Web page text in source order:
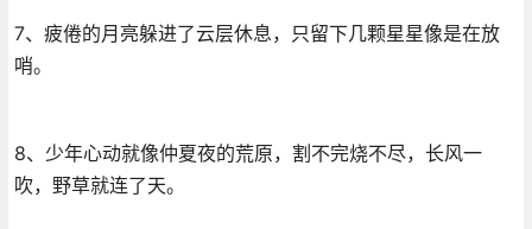
7、疲倦的月亮躲进了云层休息，只留下几颗星星像是在放
哨。
8、少年心动就像仲夏夜的荒原，割不完烧不尽，长风一
吹，野草就连了天。